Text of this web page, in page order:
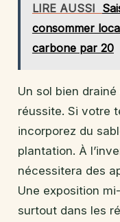
LIRE AUSSI
consommer
carbone par 20
Un sol bien
réussite. Si votre
incorporez du
plantation. À
nécessitera des
Une exposition
surtout dans les